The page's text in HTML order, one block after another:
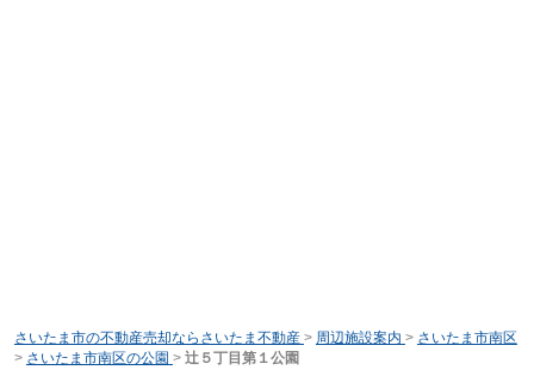
さいたま市の不動産売却ならさいたま不動産 > 周辺施設案内 > さいたま市南区
> さいたま市南区の公園 > 辻５丁目第１公園